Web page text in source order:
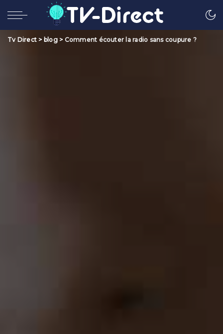
Tv Direct > blog> Comment écouter la radio sans coupure ?